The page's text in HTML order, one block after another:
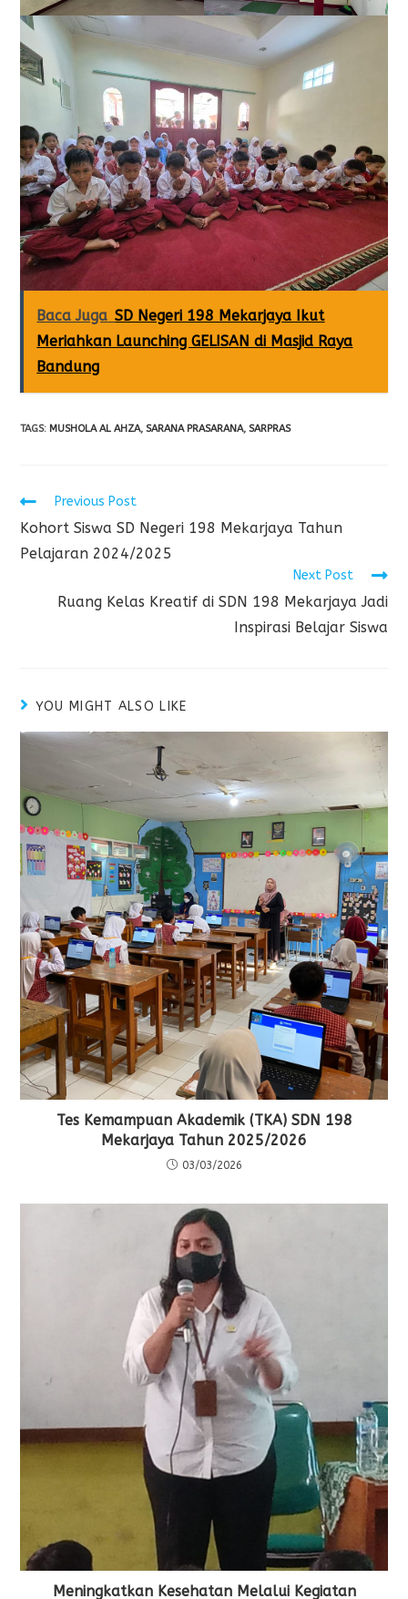
Baca Juga SD Negeri 198 Mekarjaya Ikut
Meriahkan Launching GELISAN di Masjid Raya
Bandung
TAGS: MUSHOLA AL AHZA, SARANA PRASARANA, SARPRAS
Previous Post
Kohort Siswa SD Negeri 198 Mekarjaya Tahun
Pelajaran 2024/2025
Next Post
Ruang Kelas Kreatif di SDN 198 Mekarjaya Jadi
Inspirasi Belajar Siswa
YOU MIGHT ALSO LIKE
Tes Kemampuan Akademik (TKA) SDN 198
Mekarjaya Tahun 2025/2026
03/03/2026
Meningkatkan Kesehatan Melalui Kegiatan